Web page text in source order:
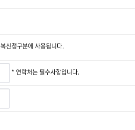
신청구분에 사용됩니다.
* 연락처는 필수사항입니다.